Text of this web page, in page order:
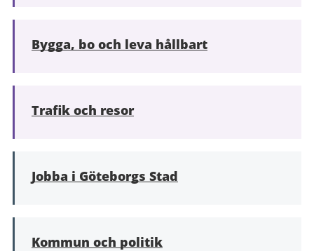
Bygga, bo och leva hållbart
Trafik och resor
Jobba i Göteborgs Stad
Kommun och politik